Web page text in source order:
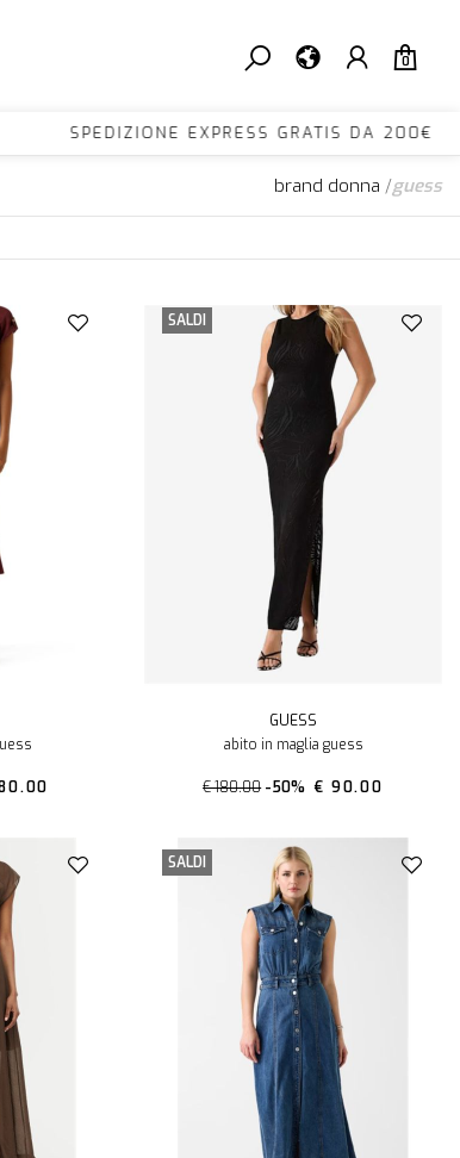
0
EXPRESS GRATIS DA
brand donna /guess
SALDI
GUESS
abito in maglia guess
€ 180.00 -50% € 90.00
SALDI